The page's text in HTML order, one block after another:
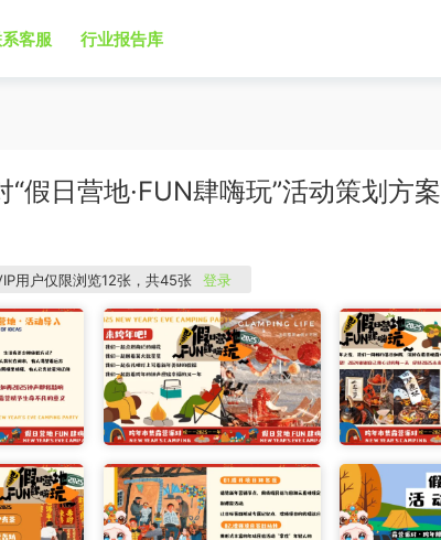
客服 行业报告库
假日营地·FUN肆嗨玩”活动策划方案
用户仅限浏览12张，共45张 登录